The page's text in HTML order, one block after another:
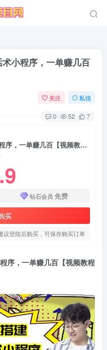
小程序，一单赚几百
关注 私信
0 52 7
新手0基础搭建微信恋爱话术小程序，一单赚几百【视频教程+小程序源码】
钻石会员 免费
买
议登陆后购买，可保存购买订单
序，一单赚几百【视频教程